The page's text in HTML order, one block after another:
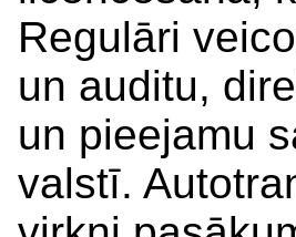
Regulāri
un auditu,
un pieejamu
valstī.